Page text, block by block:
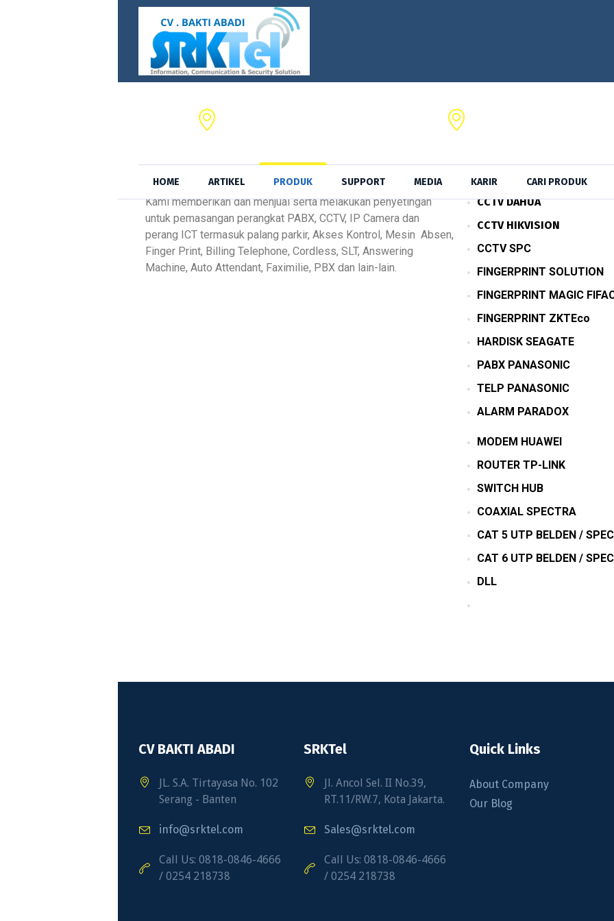
HOME ARTIKEL PRODUK SUPPORT MEDIA KARIR CARI PRODUK
Produk
Kami memberikan dan menjual serta melakukan penyetingan
untuk pemasangan perangkat PABX, CCTV, IP Camera dan
perang ICT termasuk palang parkir, Akses Kontrol, Mesin Absen,
Finger Print, Billing Telephone, Cordless, SLT, Answering
Machine, Auto Attendant, Faximilie, PBX dan lain-lain.
CCTV DAHUA
CCTV HIKVISION
CCTV SPC
FINGERPRINT SOLUTION
FINGERPRINT MAGIC
FINGERPRINT ZKTEco
HARDISK SEAGATE
PABX PANASONIC
TELP PANASONIC
ALARM PARADOX
MODEM HUAWEI
ROUTER TP-LINK
SWITCH HUB
COAXIAL SPECTRA
CAT 5 UTP BELDEN /
CAT 6 UTP BELDEN /
DLL
CV BAKTI ABADI
JL. S.A. Tirtayasa No. 102
Serang - Banten
info@srktel.com
Call Us: 0818-0846-4666
/ 0254 218738
SRKTel
Jl. Ancol Sel. II No.39,
RT.11/RW.7, Kota Jakarta.
Sales@srktel.com
Call Us: 0818-0846-4666
/ 0254 218738
Quick Links
About Company
Our Blog